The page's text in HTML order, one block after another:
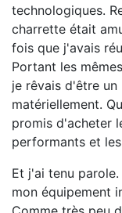
technologiques.
charrette était
fois que j'avais
Portant les
je rêvais d'être un
matériellement.
promis d'acheter
performants et
Et j'ai tenu
mon équipement